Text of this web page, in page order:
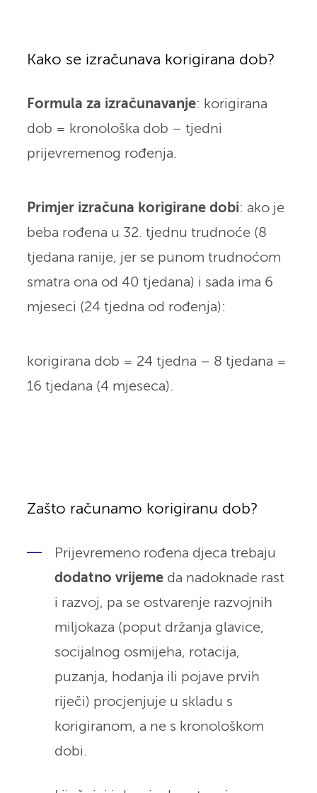
Kako se izračunava korigirana dob?
Formula za izračunavanje: korigirana
dob = kronološka dob – tjedni
prijevremenog rođenja.
Primjer izračuna korigirane dobi: ako je
beba rođena u 32. tjednu trudnoće (8
tjedana ranije, jer se punom trudnoćom
smatra ona od 40 tjedana) i sada ima 6
mjeseci (24 tjedna od rođenja):
korigirana dob = 24 tjedna – 8 tjedana =
16 tjedana (4 mjeseca).
Zašto računamo korigiranu dob?
Prijevremeno rođena djeca trebaju
dodatno vrijemeda nadoknade rast
i razvoj, pa se ostvarenje razvojnih
miljokaza (poput držanja glavice,
socijalnog osmijeha, rotacija,
puzanja, hodanja ili pojave prvih
riječi) procjenjuje u skladu s
korigiranom, a ne s kronološkom
dobi.